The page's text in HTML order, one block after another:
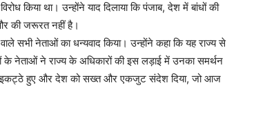
किया था। उन्होंने याद दिलाया कि पंजाब, देश में बांधों की
की जरूरत नहीं है।
सभी नेताओं का धन्यवाद किया। उन्होंने कहा कि यह राज्य से
के नेताओं ने राज्य के अधिकारों की इस लड़ाई में उनका समर्थन
इकट्ठे हुए और देश को सख्त और एकजुट संदेश दिया, जो आज